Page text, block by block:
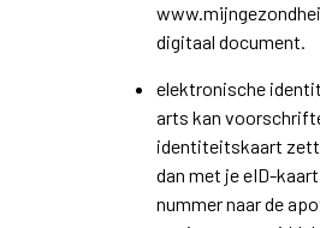
digitaal document.
elektronische
arts kan
identiteitskaart
dan met je eID-
nummer naar de